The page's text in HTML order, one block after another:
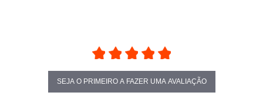
SEJA O PRIMEIRO A FAZER UMA AVALIAÇÃO